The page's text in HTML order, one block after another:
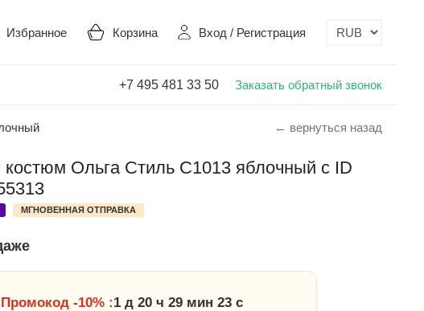
Избранное Корзина Вход / Регистрация
+7 495 481 33 50 Заказать обратный звонок
← вернуться назад
Ольга Стиль С1013 яблочный с ID
МГНОВЕННАЯ ОТПРАВКА
Промокод -10% :1 д 20 ч 29 мин 22 с